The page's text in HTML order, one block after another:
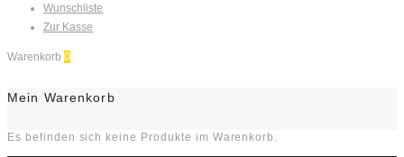
Wunschliste
Zur Kasse
Warenkorb 0
Mein Warenkorb
Es befinden sich keine Produkte im Warenkorb.